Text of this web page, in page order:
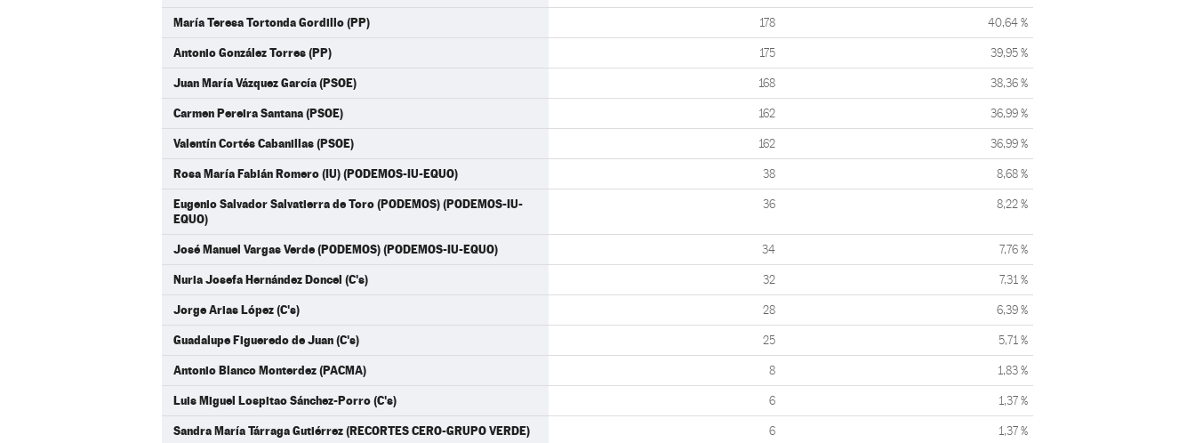
María Teresa Tortonda Gordillo (PP) 178 40,64 %
Antonio González Torres (PP) 175 39,95 %
Juan María Vázquez García (PSOE) 168 38,36 %
Carmen Pereira Santana (PSOE) 162 36,99 %
Valentín Cortés Cabanillas (PSOE) 162 36,99 %
Rosa María Fabián Romero (IU) (PODEMOS-IU-EQUO) 38 8,68 %
Eugenio Salvador Salvatierra de Toro (PODEMOS) (PODEMOS-IU-
EQUO)
36 8,22 %
José Manuel Vargas Verde (PODEMOS) (PODEMOS-IU-EQUO) 34 7,76 %
Nuria Josefa Hernández Doncel (C's) 32 7,31 %
Jorge Arias López (C's) 28 6,39 %
Guadalupe Figueredo de Juan (C's) 25 5,71 %
Antonio Blanco Monterdez (PACMA) 8 1,83 %
Luis Miguel Lospitao Sánchez-Porro (C's) 6 1,37 %
Sandra María Tárraga Gutiérrez (RECORTES CERO-GRUPO VERDE) 6 1,37 %